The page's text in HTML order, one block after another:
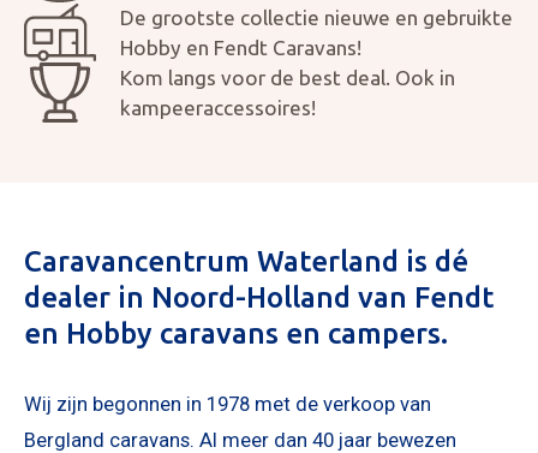
De grootste collectie nieuwe en gebruikte
Hobby en Fendt Caravans!
Kom langs voor de best deal. Ook in
kampeeraccessoires!
Caravancentrum Waterland is dé
dealer in Noord-Holland van Fendt
en Hobby caravans en campers.
Wij zijn begonnen in 1978 met de verkoop van
Bergland caravans. Al meer dan 40 jaar bewezen